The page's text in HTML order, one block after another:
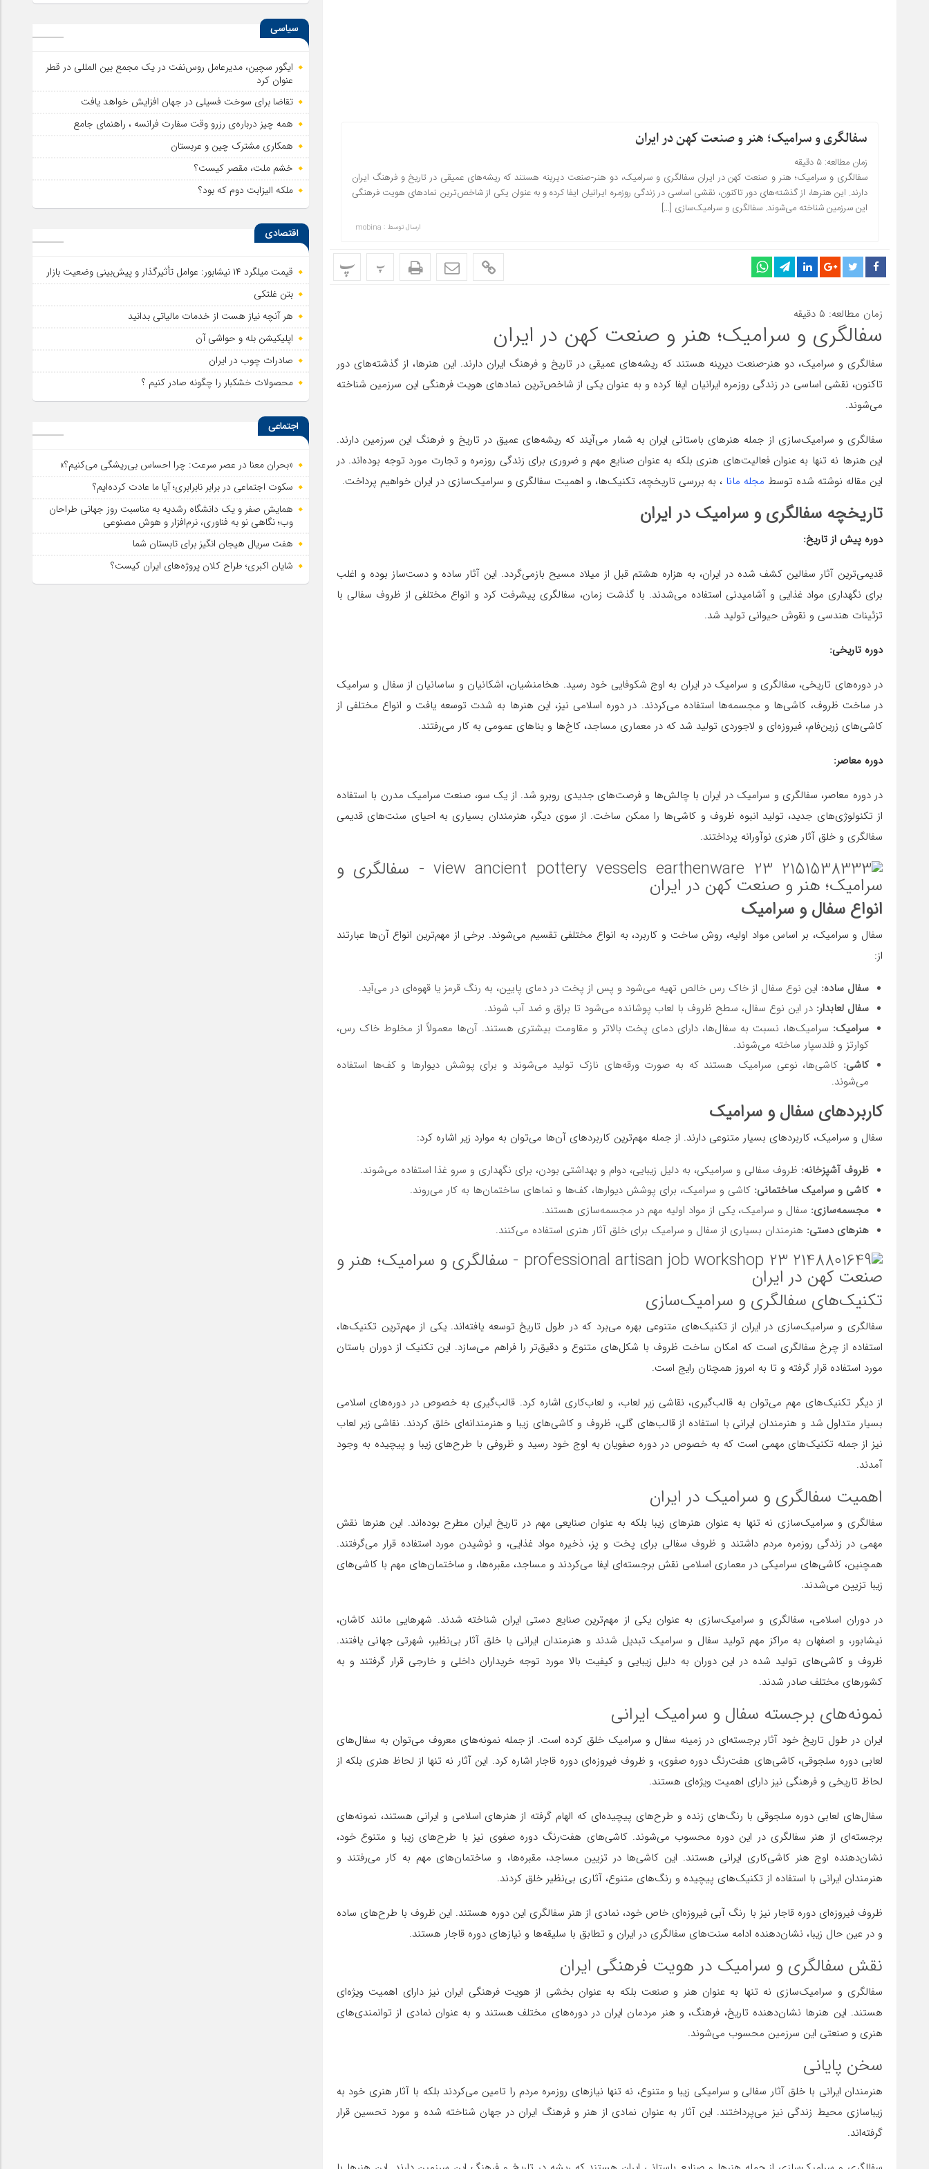
سفالگری و سرامیک؛ هنر و صنعت کهن در ایران
زمان مطالعه:۵ دقیقه
سفالگری و سرامیک؛ هنر و صنعت کهن در ایران سفالگری و سرامیک، دو هنر-صنعت دیرینه هستند که ریشه‌های عمیقی در تاریخ و فرهنگ ایران
دارند. این هنرها، از گذشته‌های دور تاکنون، نقشی اساسی در زندگی روزمره ایرانیان ایفا کرده و به عنوان یکی از شاخص‌ترین نمادهای هویت فرهنگی
این سرزمین شناخته می‌شوند. سفالگری و سرامیک‌سازی […]
ارسال توسط : mobina
پ پ
زمان مطالعه: ۵ دقیقه
سفالگری و سرامیک؛ هنر و صنعت کهن در ایران
سفالگری و سرامیک، دو هنر-صنعت دیرینه هستند که ریشه‌های عمیقی در تاریخ و فرهنگ ایران دارند. این هنرها، از گذشته‌های دور
تاکنون، نقشی اساسی در زندگی روزمره ایرانیان ایفا کرده و به عنوان یکی از شاخص‌ترین نمادهای هویت فرهنگی این سرزمین شناخته
می‌شوند.
سفالگری و سرامیک‌سازی از جمله هنرهای باستانی ایران به شمار می‌آیند که ریشه‌های عمیق در تاریخ و فرهنگ این سرزمین دارند.
این هنرها نه تنها به عنوان فعالیت‌های هنری بلکه به عنوان صنایع مهم و ضروری برای زندگی روزمره و تجارت مورد توجه بوده‌اند. در
این مقاله نوشته شده توسط مجله مانا ، به بررسی تاریخچه، تکنیک‌ها، و اهمیت سفالگری و سرامیک‌سازی در ایران خواهیم پرداخت.
تاریخچه سفالگری و سرامیک در ایران
دوره پیش از تاریخ:
قدیمی‌ترین آثار سفالین کشف شده در ایران، به هزاره هشتم قبل از میلاد مسیح بازمی‌گردد. این آثار ساده و دست‌ساز بوده و اغلب
برای نگهداری مواد غذایی و آشامیدنی استفاده می‌شدند. با گذشت زمان، سفالگری پیشرفت کرد و انواع مختلفی از ظروف سفالی با
تزئینات هندسی و نقوش حیوانی تولید شد.
دوره تاریخی:
در دوره‌های تاریخی، سفالگری و سرامیک در ایران به اوج شکوفایی خود رسید. هخامنشیان، اشکانیان و ساسانیان از سفال و سرامیک
در ساخت ظروف، کاشی‌ها و مجسمه‌ها استفاده می‌کردند. در دوره اسلامی نیز، این هنرها به شدت توسعه یافت و انواع مختلفی از
کاشی‌های زرین‌فام، فیروزه‌ای و لاجوردی تولید شد که در معماری مساجد، کاخ‌ها و بناهای عمومی به کار می‌رفتند.
دوره معاصر:
در دوره معاصر، سفالگری و سرامیک در ایران با چالش‌ها و فرصت‌های جدیدی روبرو شد. از یک سو، صنعت سرامیک مدرن با استفاده
از تکنولوژی‌های جدید، تولید انبوه ظروف و کاشی‌ها را ممکن ساخت. از سوی دیگر، هنرمندان بسیاری به احیای سنت‌های قدیمی
سفالگری و خلق آثار هنری نوآورانه پرداختند.
انواع سفال و سرامیک
سفال و سرامیک، بر اساس مواد اولیه، روش ساخت و کاربرد، به انواع مختلفی تقسیم می‌شوند. برخی از مهم‌ترین انواع آن‌ها عبارتند
از:
سفال ساده: این نوع سفال از خاک رس خالص تهیه می‌شود و پس از پخت در دمای پایین، به رنگ قرمز یا قهوه‌ای در می‌آید.
سفال لعابدار: در این نوع سفال، سطح ظروف با لعاب پوشانده می‌شود تا براق و ضد آب شوند.
سرامیک: سرامیک‌ها، نسبت به سفال‌ها، دارای دمای پخت بالاتر و مقاومت بیشتری هستند. آن‌ها معمولاً از مخلوط خاک رس،
کوارتز و فلدسپار ساخته می‌شوند.
کاشی: کاشی‌ها، نوعی سرامیک هستند که به صورت ورقه‌های نازک تولید می‌شوند و برای پوشش دیوارها و کف‌ها استفاده
می‌شوند.
کاربردهای سفال و سرامیک
سفال و سرامیک، کاربردهای بسیار متنوعی دارند. از جمله مهم‌ترین کاربردهای آن‌ها می‌توان به موارد زیر اشاره کرد:
ظروف آشپزخانه: ظروف سفالی و سرامیکی، به دلیل زیبایی، دوام و بهداشتی بودن، برای نگهداری و سرو غذا استفاده می‌شوند.
کاشی و سرامیک ساختمانی: کاشی و سرامیک، برای پوشش دیوارها، کف‌ها و نماهای ساختمان‌ها به کار می‌روند.
مجسمه‌سازی: سفال و سرامیک، یکی از مواد اولیه مهم در مجسمه‌سازی هستند.
هنرهای دستی: هنرمندان بسیاری از سفال و سرامیک برای خلق آثار هنری استفاده می‌کنند.
تکنیک‌های سفالگری و سرامیک‌سازی
سفالگری و سرامیک‌سازی در ایران از تکنیک‌های متنوعی بهره می‌برد که در طول تاریخ توسعه یافته‌اند. یکی از مهم‌ترین تکنیک‌ها،
استفاده از چرخ سفالگری است که امکان ساخت ظروف با شکل‌های متنوع و دقیق‌تر را فراهم می‌سازد. این تکنیک از دوران باستان
مورد استفاده قرار گرفته و تا به امروز همچنان رایج است.
از دیگر تکنیک‌های مهم می‌توان به قالب‌گیری، نقاشی زیر لعاب، و لعاب‌کاری اشاره کرد. قالب‌گیری به خصوص در دوره‌های اسلامی
بسیار متداول شد و هنرمندان ایرانی با استفاده از قالب‌های گلی، ظروف و کاشی‌های زیبا و هنرمندانه‌ای خلق کردند. نقاشی زیر لعاب
نیز از جمله تکنیک‌های مهمی است که به خصوص در دوره صفویان به اوج خود رسید و ظروفی با طرح‌های زیبا و پیچیده به وجود
آمدند.
اهمیت سفالگری و سرامیک در ایران
سفالگری و سرامیک‌سازی نه تنها به عنوان هنرهای زیبا بلکه به عنوان صنایعی مهم در تاریخ ایران مطرح بوده‌اند. این هنرها نقش
مهمی در زندگی روزمره مردم داشتند و ظروف سفالی برای پخت و پز، ذخیره مواد غذایی، و نوشیدن مورد استفاده قرار می‌گرفتند.
همچنین، کاشی‌های سرامیکی در معماری اسلامی نقش برجسته‌ای ایفا می‌کردند و مساجد، مقبره‌ها، و ساختمان‌های مهم با کاشی‌های
زیبا تزیین می‌شدند.
در دوران اسلامی، سفالگری و سرامیک‌سازی به عنوان یکی از مهم‌ترین صنایع دستی ایران شناخته شدند. شهرهایی مانند کاشان،
نیشابور، و اصفهان به مراکز مهم تولید سفال و سرامیک تبدیل شدند و هنرمندان ایرانی با خلق آثار بی‌نظیر، شهرتی جهانی یافتند.
ظروف و کاشی‌های تولید شده در این دوران به دلیل زیبایی و کیفیت بالا مورد توجه خریداران داخلی و خارجی قرار گرفتند و به
کشورهای مختلف صادر شدند.
نمونه‌های برجسته سفال و سرامیک ایرانی
ایران در طول تاریخ خود آثار برجسته‌ای در زمینه سفال و سرامیک خلق کرده است. از جمله نمونه‌های معروف می‌توان به سفال‌های
لعابی دوره سلجوقی، کاشی‌های هفت‌رنگ دوره صفوی، و ظروف فیروزه‌ای دوره قاجار اشاره کرد. این آثار نه تنها از لحاظ هنری بلکه از
لحاظ تاریخی و فرهنگی نیز دارای اهمیت ویژه‌ای هستند.
سفال‌های لعابی دوره سلجوقی با رنگ‌های زنده و طرح‌های پیچیده‌ای که الهام گرفته از هنرهای اسلامی و ایرانی هستند، نمونه‌های
برجسته‌ای از هنر سفالگری در این دوره محسوب می‌شوند. کاشی‌های هفت‌رنگ دوره صفوی نیز با طرح‌های زیبا و متنوع خود،
نشان‌دهنده اوج هنر کاشی‌کاری ایرانی هستند. این کاشی‌ها در تزیین مساجد، مقبره‌ها، و ساختمان‌های مهم به کار می‌رفتند و
هنرمندان ایرانی با استفاده از تکنیک‌های پیچیده و رنگ‌های متنوع، آثاری بی‌نظیر خلق کردند.
ظروف فیروزه‌ای دوره قاجار نیز با رنگ آبی فیروزه‌ای خاص خود، نمادی از هنر سفالگری این دوره هستند. این ظروف با طرح‌های ساده
و در عین حال زیبا، نشان‌دهنده ادامه سنت‌های سفالگری در ایران و تطابق با سلیقه‌ها و نیازهای دوره قاجار هستند.
نقش سفالگری و سرامیک در هویت فرهنگی ایران
سفالگری و سرامیک‌سازی نه تنها به عنوان هنر و صنعت بلکه به عنوان بخشی از هویت فرهنگی ایران نیز دارای اهمیت ویژه‌ای
هستند. این هنرها نشان‌دهنده تاریخ، فرهنگ، و هنر مردمان ایران در دوره‌های مختلف هستند و به عنوان نمادی از توانمندی‌های
هنری و صنعتی این سرزمین محسوب می‌شوند.
سخن پایانی
هنرمندان ایرانی با خلق آثار سفالی و سرامیکی زیبا و متنوع، نه تنها نیازهای روزمره مردم را تامین می‌کردند بلکه با آثار هنری خود به
زیباسازی محیط زندگی نیز می‌پرداختند. این آثار به عنوان نمادی از هنر و فرهنگ ایران در جهان شناخته شده و مورد تحسین قرار
گرفته‌اند.
سیاسی
ایگور سچین، مدیرعامل روس‌نفت در یک مجمع بین المللی در قطر
عنوان کرد
تقاضا برای سوخت فسیلی در جهان افزایش خواهد یافت
همه چیز درباره‌ی رزرو وقت سفارت فرانسه ، راهنمای جامع
همکاری مشترک چین و عربستان
خشم ملت، مقصر کیست؟
ملکه الیزابت دوم که بود؟
اقتصادی
قیمت میلگرد ۱۴ نیشابور: عوامل تأثیرگذار و پیش‌بینی وضعیت بازار
بتن غلتکی
هر آنچه نیاز هست از خدمات مالیاتی بدانید
اپلیکیشن بله و حواشی آن
صادرات چوب در ایران
محصولات خشکبار را چگونه صادر کنیم ؟
اجتماعی
«بحران معنا در عصر سرعت: چرا احساس بی‌ریشگی می‌کنیم؟»
سکوت اجتماعی در برابر نابرابری؛ آیا ما عادت کرده‌ایم؟
همایش صفر و یک دانشگاه رشدیه به مناسبت روز جهانی طراحان
وب؛ نگاهی نو به فناوری، نرم‌افزار و هوش مصنوعی
هفت سریال هیجان انگیز برای تابستان شما
شایان اکبری؛ طراح کلان پروژه‌های ایران کیست؟